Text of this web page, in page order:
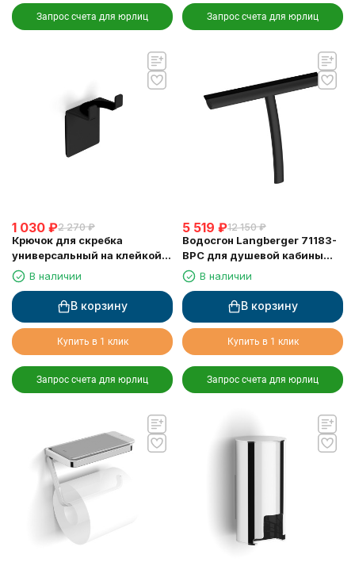
Запрос счета для юрлиц Запрос счета для юрлиц
1 030 ₽2 270 ₽
Крючок для скребка
универсальный на клейкой
основе LANGBERGER 75183-
10-00-BPC черный
В наличии
В корзину
Купить в 1 клик
Запрос счета для юрлиц
5 519 ₽12 150 ₽
Водосгон Langberger 71183-
BPC для душевой кабины
черныйВ наличии
В корзину
Купить в 1 клик
Запрос счета для юрлиц